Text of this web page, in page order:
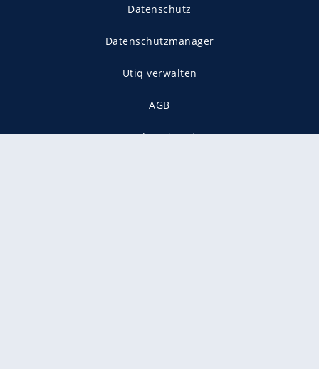
Datenschutz
Datenschutzmanager
Utiq verwalten
AGB
Gender-Hinweis